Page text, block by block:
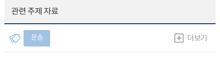
관련 주제 자료
운송 더보기